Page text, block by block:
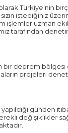
olarak Türkiye’nin
istediğiniz
işlemler uzman
tarafından
bir deprem
projeleri
günden
değişiklikler